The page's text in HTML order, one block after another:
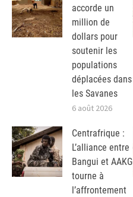
accorde un
million de
dollars pour
soutenir les
populations
déplacées dans
les Savanes
6 août 2026
Centrafrique :
L’alliance entre
Bangui et AAKG
tourne à
l’affrontement